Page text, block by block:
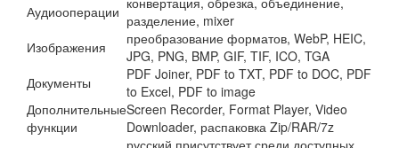
Аудиооперации разделение, mixer
Изображения
преобразование форматов, WebP, HEIC,
JPG, PNG, BMP, GIF, TIF, ICO, TGA
Документы
PDF Joiner, PDF to TXT, PDF to DOC, PDF
to Excel, PDF to image
Дополнительные
функции
Screen Recorder, Format Player, Video
Downloader, распаковка Zip/RAR/7z
русский присутствует среди доступных